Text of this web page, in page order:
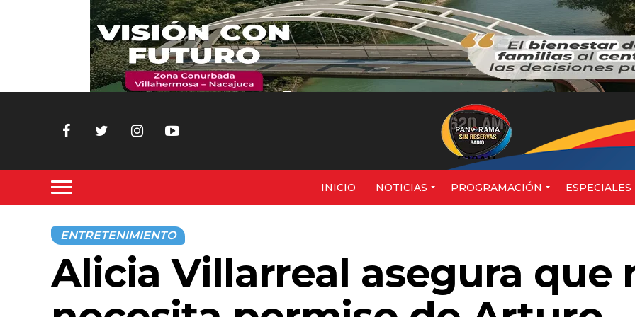
620AM
INICIO NOTICIAS PROGRAMACIÓN ESPECIALES
ENTRETENIMIENTO
Alicia Villarreal asegura que